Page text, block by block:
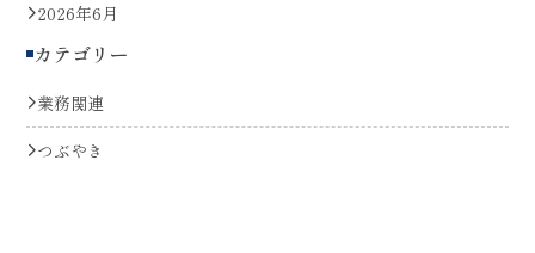
2026年6月
カテゴリー
業務関連
つぶやき